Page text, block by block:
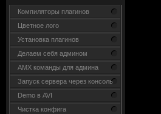
Компиляторы плагинов
Цветное лого
Установка плагинов
Делаем себя админом
AMX команды для админа
Запуск сервера через консоль
Demo в AVI
Чистка конфига